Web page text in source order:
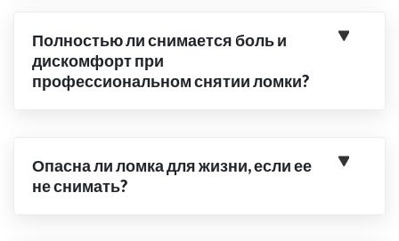
Полностью ли снимается боль и
дискомфорт при
профессиональном снятии ломки?
Опасна ли ломка для жизни, если ее
не снимать?